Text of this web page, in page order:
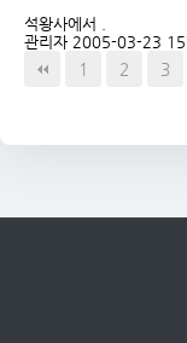
석왕사에서
관리자 2005-03-23
1 2 3